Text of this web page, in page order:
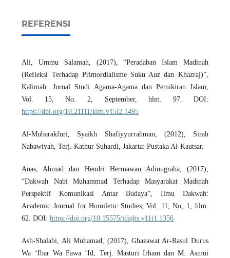
REFERENSI
Ali, Ummu Salamah, (2017), “Peradaban Islam Madinah
(Refleksi Terhadap Primordialisme Suku Auz dan Khazraj)”,
Kalimah: Jurnal Studi Agama-Agama dan Pemikiran Islam,
Vol. 15, No. 2, September, hlm. 97. DOI:
https://doi.org/10.21111/klm.v15i2.1495
Al-Mubarakfuri, Syaikh Shafiyyurrahman, (2012), Sirah
Nabawiyah, Terj. Kathur Suhardi, Jakarta: Pustaka Al-Kautsar.
Anas, Ahmad dan Hendri Hermawan Adinugraha, (2017),
“Dakwah Nabi Muhammad Terhadap Masyarakat Madinah
Perspektif Komunikasi Antar Budaya”, Ilmu Dakwah:
Academic Journal for Homiletic Studies, Vol. 11, No, 1, hlm.
62. DOI:https://doi.org/10.15575/idajhs.v11i1.1356
Ash-Shalabi, Ali Muhamad, (2017), Ghazawat Ar-Rasul Durus
Wa ‘Ibar Wa Fawa ‘Id, Terj. Masturi Irham dan M. Asmui